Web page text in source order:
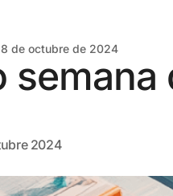
de octubre de 2024
2024